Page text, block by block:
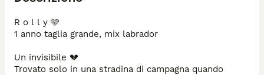
R o l l y 🩵
1 anno taglia grande, mix labrador
Un invisibile 💔
Trovato solo in una stradina di campagna quando